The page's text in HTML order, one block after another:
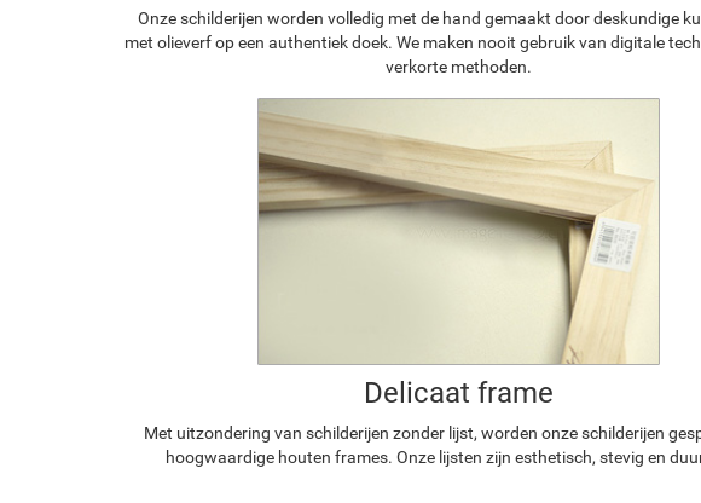
Onze schilderijen worden volledig met de hand gemaakt door deskundige
met olieverf op een authentiek doek. We maken nooit gebruik van digitale
verkorte methoden.
Delicaat frame
Met uitzondering van schilderijen zonder lijst, worden onze schilderijen
hoogwaardige houten frames. Onze lijsten zijn esthetisch, stevig en